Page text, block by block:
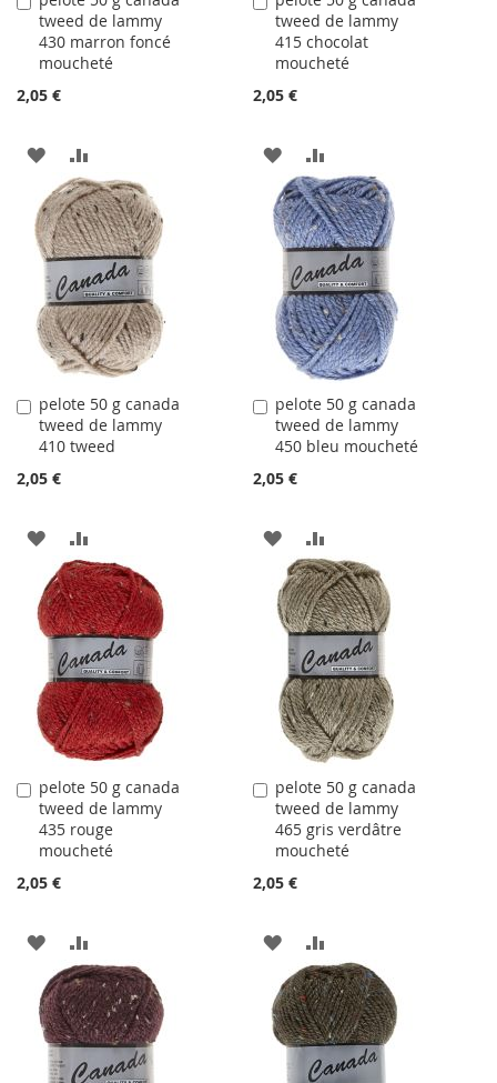
tweed de lammy
430 marron foncé
moucheté
2,05 €
au
panier
AJOUTER
À
LA
LISTE
D'ACHATS
AU
COMPARATEUR
tweed de lammy
415 chocolat
moucheté
2,05 €
au
panier
AJOUTER
À
LA
LISTE
D'ACHATS
AU
COMPARATEUR
pelote 50 g canada
tweed de lammy
410 tweed
2,05 €
Ajouter
au
panier
AJOUTER
À
LA
LISTE
D'ACHATS
AU
COMPARATEUR
pelote 50 g canada
tweed de lammy
450 bleu moucheté
2,05 €
Ajouter
au
panier
AJOUTER
À
LA
LISTE
D'ACHATS
AU
COMPARATEUR
pelote 50 g canada
tweed de lammy
435 rouge
moucheté
2,05 €
Ajouter
au
panier
AJOUTER
À
LA
LISTE
AU
COMPARATEUR
pelote 50 g canada
tweed de lammy
465 gris verdâtre
moucheté
2,05 €
Ajouter
au
panier
AJOUTER
À
LA
LISTE
AU
COMPARATEUR